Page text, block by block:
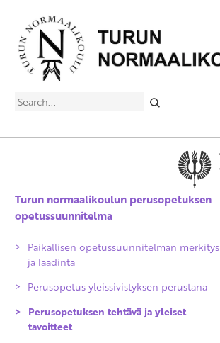
Search
Turun normaalikoulun perusopetuksen
opetussuunnitelma
Paikallisen opetussuunnitelman merkitys
ja laadinta
Perusopetus yleissivistyksen perustana
Perusopetuksen tehtävä ja yleiset
tavoitteet